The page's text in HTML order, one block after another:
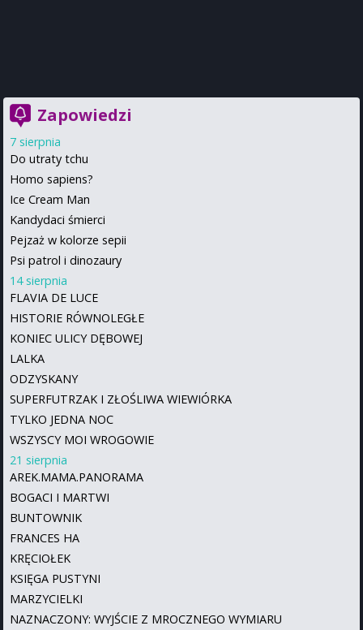
Zapowiedzi
7 sierpnia
Do utraty tchu
Homo sapiens?
Ice Cream Man
Kandydaci śmierci
Pejzaż w kolorze sepii
Psi patrol i dinozaury
14 sierpnia
FLAVIA DE LUCE
HISTORIE RÓWNOLEGŁE
KONIEC ULICY DĘBOWEJ
LALKA
ODZYSKANY
SUPERFUTRZAK I ZŁOŚLIWA WIEWIÓRKA
TYLKO JEDNA NOC
WSZYSCY MOI WROGOWIE
21 sierpnia
AREK.MAMA.PANORAMA
BOGACI I MARTWI
BUNTOWNIK
FRANCES HA
KRĘCIOŁEK
KSIĘGA PUSTYNI
MARZYCIELKI
NAZNACZONY: WYJŚCIE Z MROCZNEGO WYMIARU